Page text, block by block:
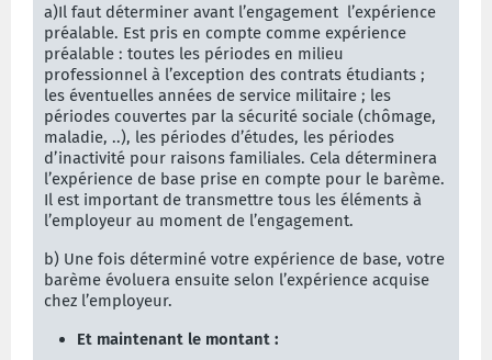
a)Il faut déterminer avant l’engagement l’expérience
préalable. Est pris en compte comme expérience
préalable : toutes les périodes en milieu
professionnel à l’exception des contrats étudiants ;
les éventuelles années de service militaire ; les
périodes couvertes par la sécurité sociale (chômage,
maladie, ..), les périodes d’études, les périodes
d’inactivité pour raisons familiales. Cela déterminera
l’expérience de base prise en compte pour le barème.
Il est important de transmettre tous les éléments à
l’employeur au moment de l’engagement.
b) Une fois déterminé votre expérience de base, votre
barème évoluera ensuite selon l’expérience acquise
chez l’employeur.
Et maintenant le montant :